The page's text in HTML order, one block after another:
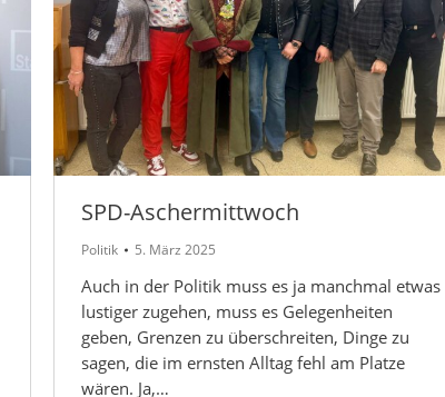
SPD-Aschermittwoch
Politik 5. März 2025
Auch in der Politik muss es ja manchmal etwas
lustiger zugehen, muss es Gelegenheiten
geben, Grenzen zu überschreiten, Dinge zu
sagen, die im ernsten Alltag fehl am Platze
wären. Ja,…